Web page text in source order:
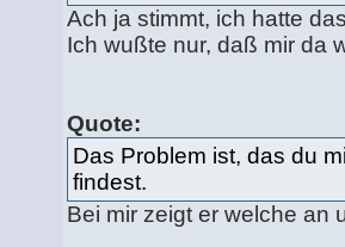
Ach ja stimmt, ich hatte
Ich wußte nur, daß mir da
Quote:
Das Problem ist, das du
findest.
Bei mir zeigt er welche an